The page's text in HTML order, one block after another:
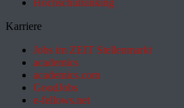
Hochschulranking
Karriere
Jobs im ZEIT Stellenmarkt
academics
academics.com
GoodJobs
e-fellows.net